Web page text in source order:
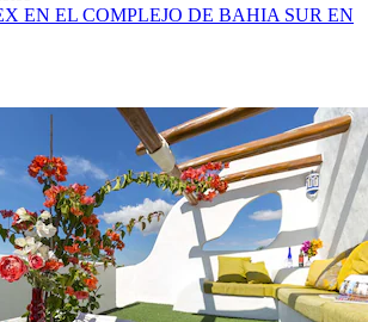
EN EL COMPLEJO DE BAHIA SUR EN